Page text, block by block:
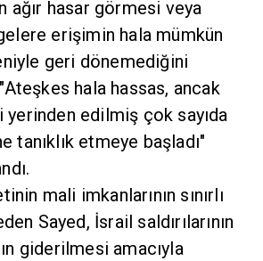
ağır hasar görmesi veya
erişimin hala mümkün
geri dönemediğini
hala hassas, ancak
edilmiş çok sayıda
tanıklık etmeye başladı"
mali imkanlarının sınırlı
Sayed, İsrail saldırılarının
giderilmesi amacıyla